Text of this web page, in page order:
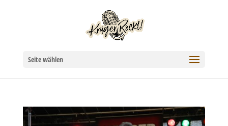
Seite wählen